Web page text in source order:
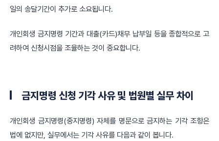
일의 송달기간이 추가로 소요됩니다.
개인회생 금지명령 기간과 대출(카드)채무 납부일 등을 종합적으로 고
려하여 신청시점을 조율하는 것이 중요합니다.
금지명령 신청 기각 사유 및 법원별 실무 차이
개인회생 금지명령(중지명령) 자체를 명문으로 금지하는 기각 조항은
법에 없지만, 실무에서는 기각 사유를 다음과 같이 봅니다.